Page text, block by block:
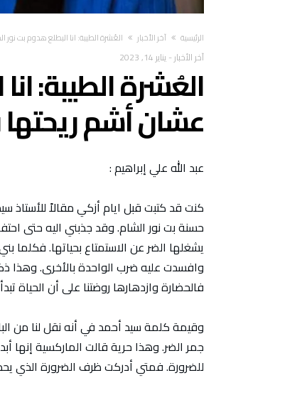
‫الرئيسية‬ آخر الأخبار العُشرة الطيبة: انا البطلع هدوم بت
آخر الأخبار-يناير 14, 2023
العُشرة الطيبة:
عشان أشم
عبد الله علي إبراهيم :
يشغلها الضر عن الاستمتاع بحياتها. فكلما
وافسدت عليه ضرب الواحدة بالأخرى. وهذا
فالحضارة وازدهارها روضتنا على أن الحياة
وقيمة كلمة سيد أحمد في أنه نقل لنا من
جمر الضر. وهذا حرية قالت الماركسية إنها
للضرورة. فمتي أدركت ظرف الضرورة الذي